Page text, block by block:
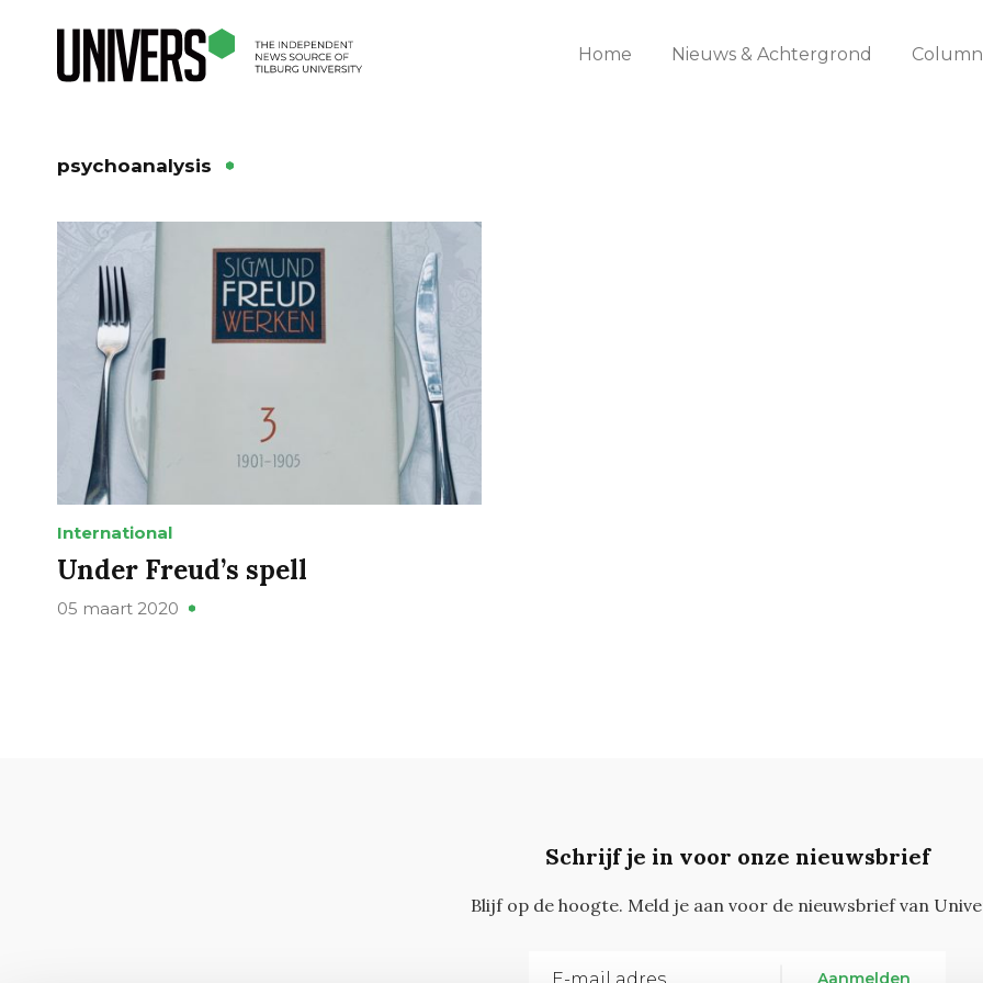
Home Nieuws & Achtergrond
psychoanalysis
International
Under Freud’s spell
05 maart 2020
Schrijf je in voor onze nieuwsbrief
Blijf op de hoogte. Meld je aan voor de nieuwsbrief van
Aanmelden